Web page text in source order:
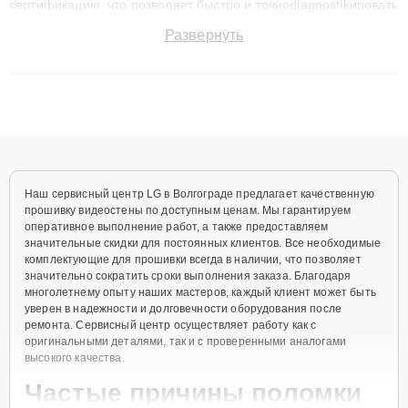
сертификацию, что позволяет быстро и точноdiagnostikировать
до 3 лет. Наши мастера решают сложные случаи: от замены
Развернуть
Наш сервисный центр LG в Волгограде предлагает качественную
прошивку видеостены по доступным ценам. Мы гарантируем
оперативное выполнение работ, а также предоставляем
значительные скидки для постоянных клиентов. Все необходимые
комплектующие для прошивки всегда в наличии, что позволяет
значительно сократить сроки выполнения заказа. Благодаря
многолетнему опыту наших мастеров, каждый клиент может быть
уверен в надежности и долговечности оборудования после
ремонта. Сервисный центр осуществляет работу как с
оригинальными деталями, так и с проверенными аналогами
высокого качества.
Частые причины поломки